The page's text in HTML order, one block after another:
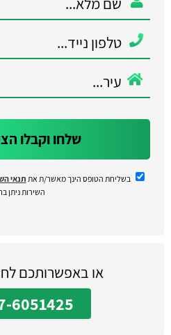
שלחו וקבלו
בשליחת הטופס הינך מאשר/ת את תנאי
השירות ניתן
או באפשרותכם
6051425